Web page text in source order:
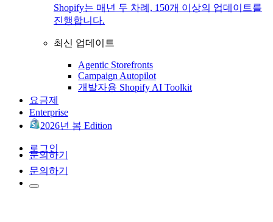
Shopify는 매년 두 차례, 150개 이상의 업데이트를
진행합니다.
최신 업데이트
Agentic Storefronts
Campaign Autopilot
개발자용 Shopify AI Toolkit
요금제
Enterprise
2026년 봄 Edition
로그인
문의하기
문의하기